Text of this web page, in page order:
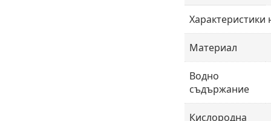
Характеристики
Материал
Водно
съдържание
Кислородна